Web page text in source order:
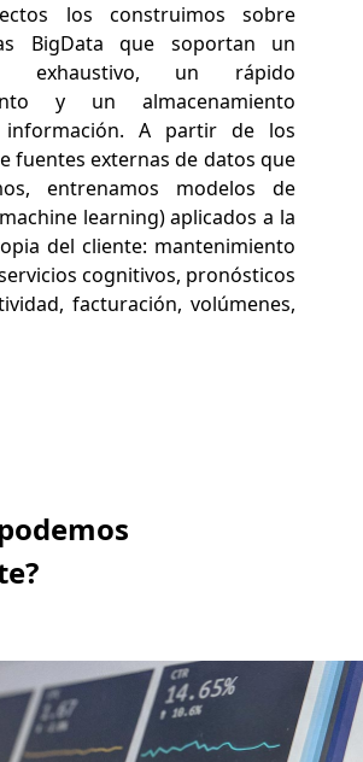
los construimos sobre
BigData que soportan un
exhaustivo, un rápido
y un almacenamiento
información. A partir de los
fuentes externas de datos que
entrenamos modelos de
learning) aplicados a la
del cliente: mantenimiento
cognitivos, pronósticos
facturación, volúmenes,